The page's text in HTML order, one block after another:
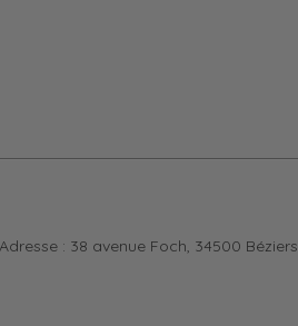
Adresse : 38 avenue Foch, 34500 Béziers